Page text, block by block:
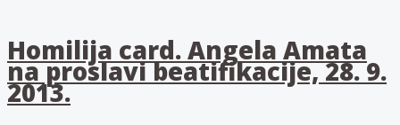
Uzinića
o
74.
Homilija card. Angela Amata
na proslavi beatifikacije, 28. 9.
2013.